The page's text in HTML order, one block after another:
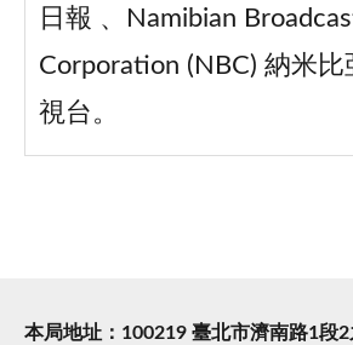
日報 、Namibian
Corporation (NBC) 納米
視台。
本局地址：100219 臺北市濟南路1段